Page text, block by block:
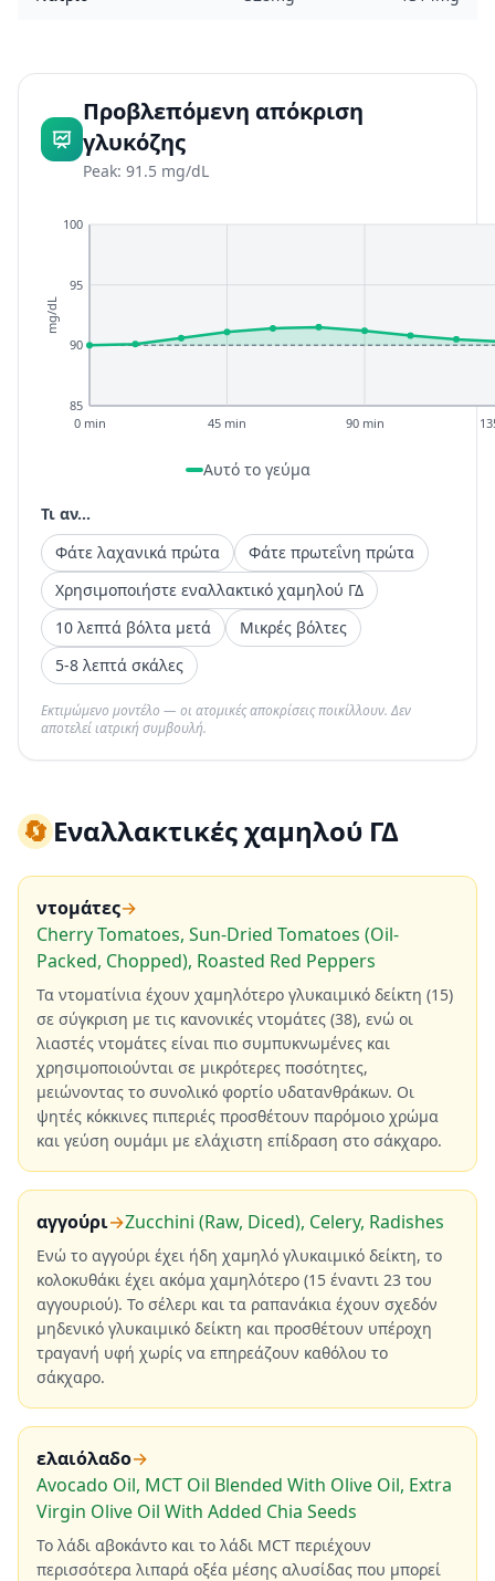
Προβλεπόμενη απόκριση
γλυκόζης
Peak: 91.5 mg/dL
85
90
95
100
0 min 45 min 90 min
mg/dL
Αυτό το γεύμα
Τι αν...
Φάτε λαχανικά πρώτα
Φάτε πρωτεΐνη πρώτα
Χρησιμοποιήστε εναλλακτικό χαμηλού ΓΔ
10 λεπτά βόλτα μετά
Μικρές βόλτες
5-8 λεπτά σκάλες
Εκτιμώμενο μοντέλο — οι ατομικές αποκρίσεις ποικίλλουν. Δεν
αποτελεί ιατρική συμβουλή.
🔄Εναλλακτικές χαμηλού ΓΔ
ντομάτες→
Cherry Tomatoes, Sun-Dried Tomatoes (Oil-
Packed, Chopped), Roasted Red Peppers
Τα ντοματίνια έχουν χαμηλότερο γλυκαιμικό δείκτη (15)
σε σύγκριση με τις κανονικές ντομάτες (38), ενώ οι
λιαστές ντομάτες είναι πιο συμπυκνωμένες και
χρησιμοποιούνται σε μικρότερες ποσότητες,
μειώνοντας το συνολικό φορτίο υδατανθράκων. Οι
ψητές κόκκινες πιπεριές προσθέτουν παρόμοιο χρώμα
και γεύση ουμάμι με ελάχιστη επίδραση στο σάκχαρο.
αγγούρι→Zucchini (Raw, Diced), Celery, Radishes
Ενώ το αγγούρι έχει ήδη χαμηλό γλυκαιμικό δείκτη, το
κολοκυθάκι έχει ακόμα χαμηλότερο (15 έναντι 23 του
αγγουριού). Το σέλερι και τα ραπανάκια έχουν σχεδόν
μηδενικό γλυκαιμικό δείκτη και προσθέτουν υπέροχη
τραγανή υφή χωρίς να επηρεάζουν καθόλου το
σάκχαρο.
ελαιόλαδο→
Avocado Oil, MCT Oil Blended With Olive Oil, Extra
Virgin Olive Oil With Added Chia Seeds
Το λάδι αβοκάντο και το λάδι MCT περιέχουν
περισσότερα λιπαρά οξέα μέσης αλυσίδας που μπορεί